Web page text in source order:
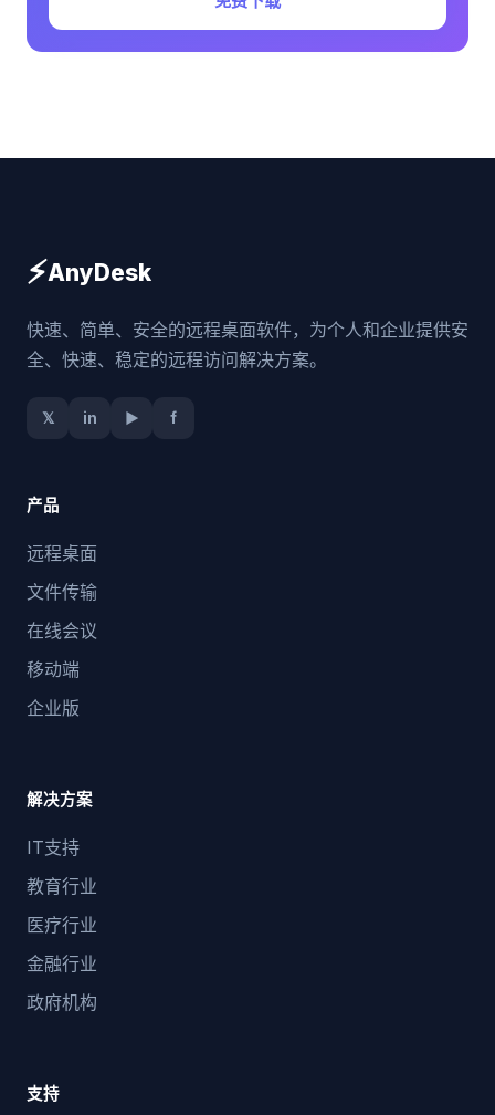
⚡AnyDesk
快速、简单、安全的远程桌面软件，为个人和企业提供安
全、快速、稳定的远程访问解决方案。
𝕏 in ▶ f
产品
远程桌面
文件传输
在线会议
移动端
企业版
解决方案
IT支持
教育行业
医疗行业
金融行业
政府机构
支持